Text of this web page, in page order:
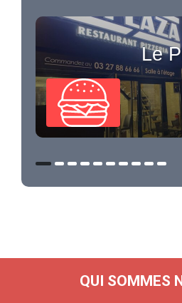
Le
QUI SOMMES